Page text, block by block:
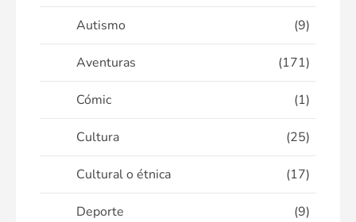
Autismo (9)
Aventuras (171)
Cómic (1)
Cultura (25)
Cultural o étnica (17)
Deporte (9)